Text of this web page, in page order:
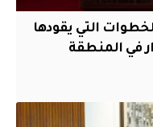
التي يقودها
في المنطقة